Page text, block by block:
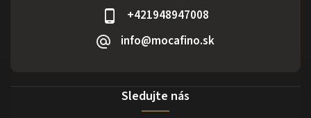
+421948947008
info@mocafino.sk
Sledujte nás